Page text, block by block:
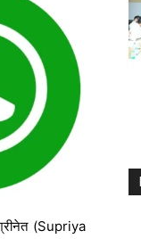
(Supriya